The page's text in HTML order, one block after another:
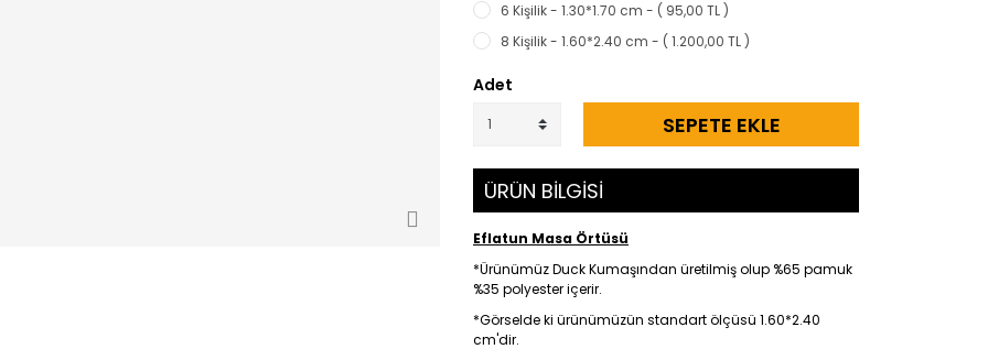
6 Kişilik - 1.30*1.70 cm - ( 95,00 TL )
8 Kişilik - 1.60*2.40 cm - ( 1.200,00 TL )
Adet
SEPETE EKLE
ÜRÜN BİLGİSİ
Eflatun Masa Örtüsü
*Ürünümüz Duck Kumaşından üretilmiş olup %65 pamuk
%35 polyester içerir.
*Görselde ki ürünümüzün standart ölçüsü 1.60*2.40
cm'dir.